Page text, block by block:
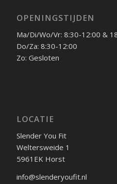
OPENINGSTIJDEN
Ma/Di/Wo/Vr: 8:30-12:00 &
Do/Za: 8:30-12:00
Zo: Gesloten
LOCATIE
Slender You Fit
Weltersweide 1
5961EK Horst
info@slenderyoufit.nl